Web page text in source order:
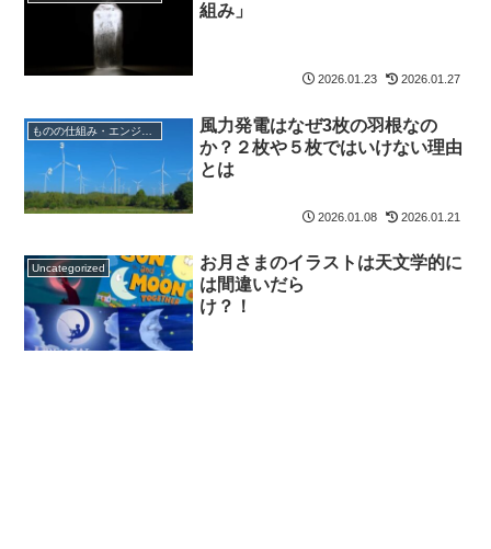
組み」
2026.01.23 2026.01.27
ものの仕組み・エンジニア
風力発電はなぜ3枚の羽根なの
か？２枚や５枚ではいけない理由
とは
2026.01.08 2026.01.21
Uncategorized
お月さまのイラストは天文学的に
は間違いだら
け？！